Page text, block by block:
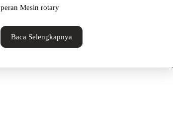
Cepat
dan
Efisien
peran Mesin rotary
Baca Selengkapnya
Selengkapnya